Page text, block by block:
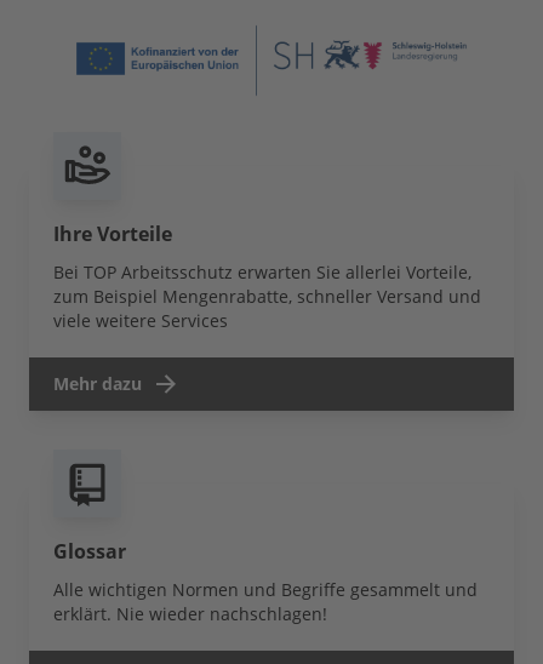
Ihre Vorteile
Bei TOP Arbeitsschutz erwarten Sie allerlei Vorteile,
zum Beispiel Mengenrabatte, schneller Versand und
viele weitere Services
Mehr dazu
Glossar
Alle wichtigen Normen und Begriffe gesammelt und
erklärt. Nie wieder nachschlagen!